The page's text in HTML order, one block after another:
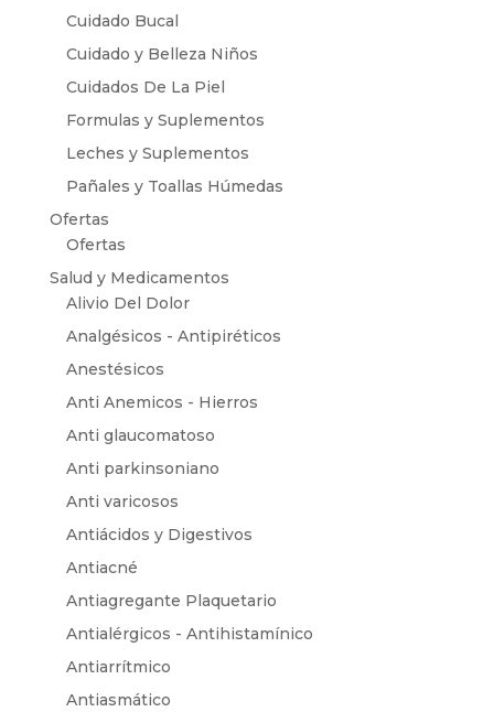
Cuidado Bucal
Cuidado y Belleza Niños
Cuidados De La Piel
Formulas y Suplementos
Leches y Suplementos
Pañales y Toallas Húmedas
Ofertas
Ofertas
Salud y Medicamentos
Alivio Del Dolor
Analgésicos - Antipiréticos
Anestésicos
Anti Anemicos - Hierros
Anti glaucomatoso
Anti parkinsoniano
Anti varicosos
Antiácidos y Digestivos
Antiacné
Antiagregante Plaquetario
Antialérgicos - Antihistamínico
Antiarrítmico
Antiasmático